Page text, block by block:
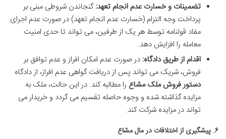
تضمینات و خسارت عدم انجام تعهد:گنجاندن شروطی مبنی بر
پرداخت وجه التزام (خسارت عدم انجام تعهد) در صورت عدم اجرای
مفاد قولنامه توسط هر یک از طرفین، می تواند تا حدی امنیت
معامله را افزایش دهد.
اقدام از طریق دادگاه: در صورت عدم امکان افراز و عدم توافق بر
فروش، شریک می تواند پس از دریافت گواهی عدم افراز، از دادگاه
دستور فروش ملک مشاع را مطالبه کند. در این حالت، ملک به
مزایده گذاشته شده و وجوه حاصله تقسیم می گردد و خریدار می
تواند در مزایده شرکت کند.
۶. پیشگیری از اختلافات در مال مشاع